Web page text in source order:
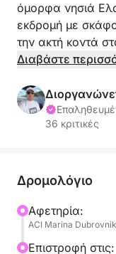
όμορφα νησιά
εκδρομή με
την ακτή κοντά
περιπέτεια
ανακαλύψετε τα
Λόπουντ και
κρουαζιέρα προς
τα κρυστάλλινα
και το γαλήνιο
σταματήσετε για
Διαβάστε
36 κριτικές
Δρομολόγιο
Αφετηρία:
ACI Marina
Επιστροφή στις: